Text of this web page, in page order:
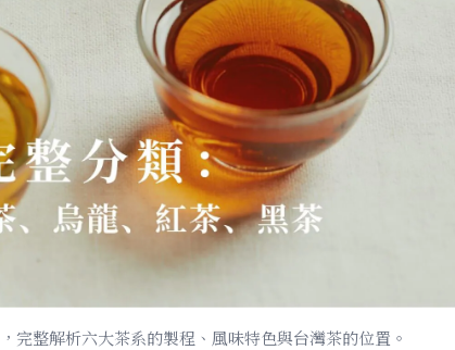
完整解析六大茶系的製程、風味特色與台灣茶的位置。